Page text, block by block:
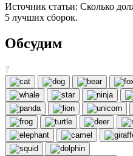
Источник статьи: Сколько
5 лучших сборок.
Обсудим
?